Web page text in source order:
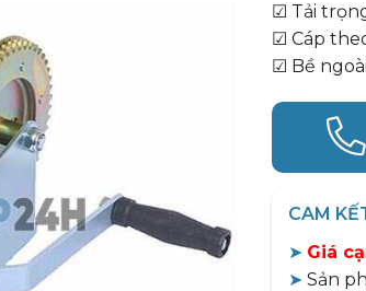
☑ Tải
☑ Cáp
☑ Bề
CAM
➤ Giá
➤ Sản